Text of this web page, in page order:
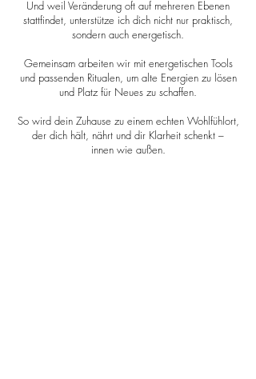
Und weil Veränderung oft auf mehreren Ebenen
stattfindet, unterstütze ich dich nicht nur praktisch,
sondern auch energetisch.
Gemeinsam arbeiten wir mit energetischen Tools
und passenden Ritualen, um alte Energien zu lösen
und Platz für Neues zu schaffen.
So wird dein Zuhause zu einem echten Wohlfühlort,
der dich hält, nährt und dir Klarheit schenkt –
innen wie außen.